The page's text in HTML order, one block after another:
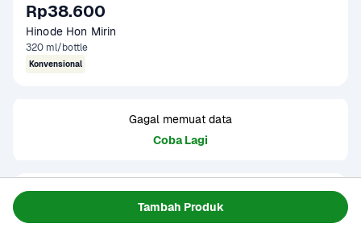
Tambah Produk
Rp38.600
Hinode Hon Mirin
320 ml/bottle
Konvensional
Gagal memuat data
Coba Lagi
Informasi Produk
Hinode Hon Mirin adalah bumbu masakan jepang yang